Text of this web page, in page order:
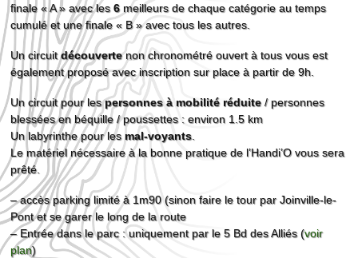
finale « A » avec les6meilleurs de chaque catégorie au temps
cumulé et une finale « B » avec tous les autres.
Un circuitdécouvertenon chronométré ouvert à tous vous est
également proposé avec inscription sur place à partir de 9h.
Un circuit pour lespersonnes à mobilité réduite/ personnes
blessées en béquille / poussettes : environ 1.5 km
Un labyrinthe pour les mal-voyants
Le matériel nécessaire à la bonne pratique de l’Handi’O vous sera
prêté.
– accès parking limité à 1m90 (sinon faire le tour par Joinville-le-
Pont et se garer le long de la route
– Entrée dans le parc : uniquement par le 5 Bd des Alliés (voir
plan)